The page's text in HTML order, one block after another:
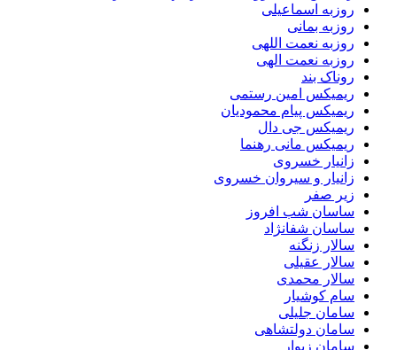
روزبه اسماعیلی
روزبه بمانی
روزبه نعمت اللهی
روزبه نعمت الهی
روناک بند
ریمیکس امین رستمی
ریمیکس پیام محمودیان
ریمیکس جی دال
ریمیکس مانی رهنما
زانیار خسروی
زانیار و سیروان خسروی
زیر صفر
ساسان شب افروز
ساسان شفانژاد
سالار زنگنه
سالار عقیلی
سالار محمدی
سام کوشیار
سامان جلیلی
سامان دولتشاهی
سامان زیوار